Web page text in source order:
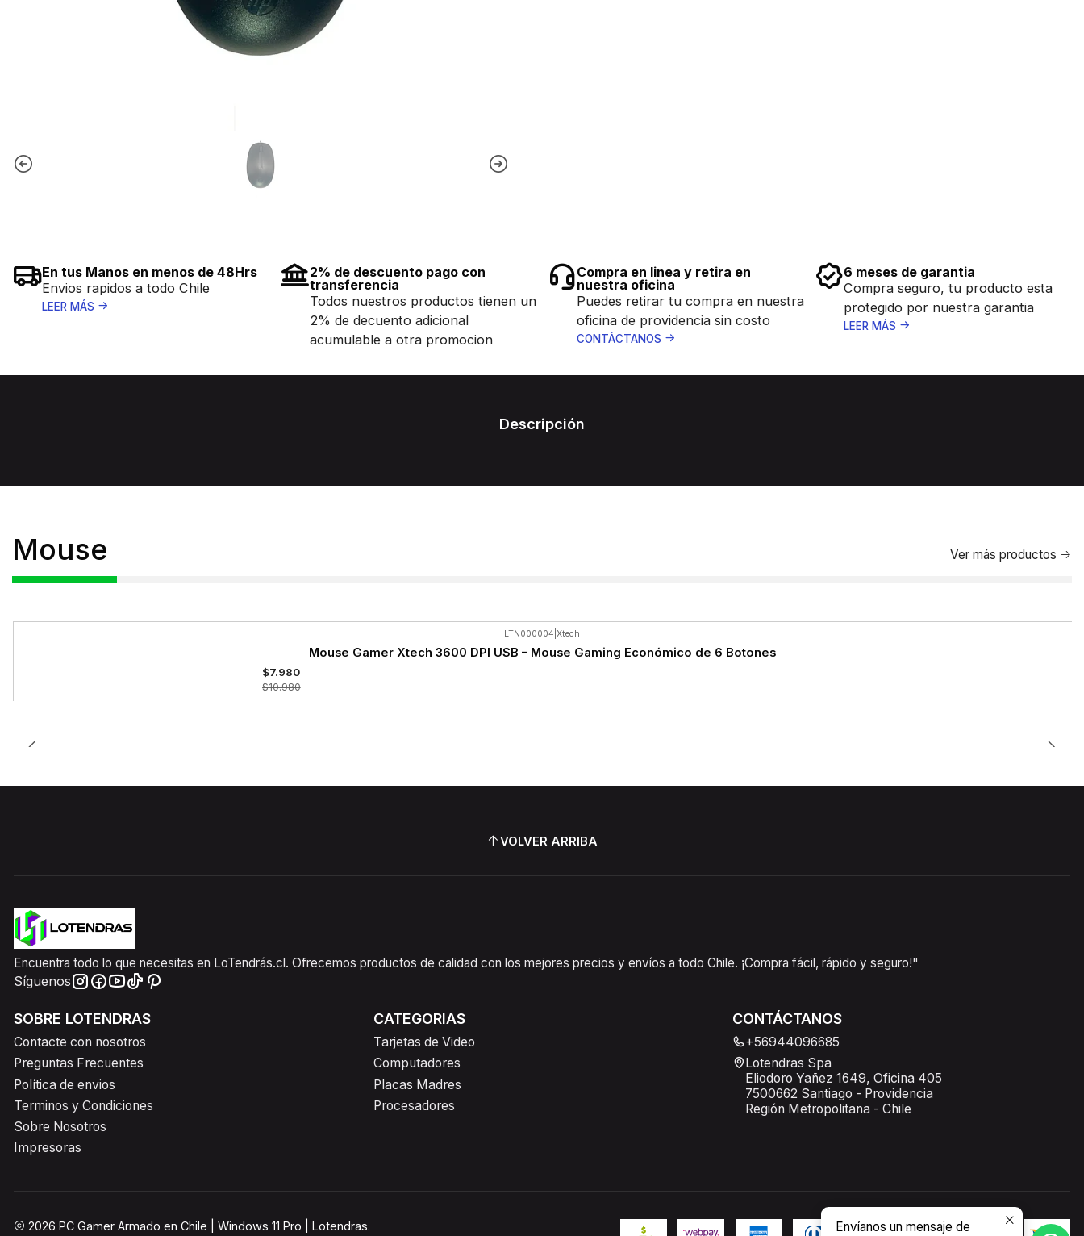
En tus Manos en menos de 48Hrs
Envios rapidos a todo Chile
LEER MÁS
2% de descuento pago con
transferencia
Todos nuestros productos tienen un
2% de decuento adicional
acumulable a otra promocion
Compra en linea y retira en
nuestra oficina
Puedes retirar tu compra en nuestra
oficina de providencia sin costo
CONTÁCTANOS
6 meses de garantia
Compra seguro, tu producto esta
protegido por nuestra garantia
LEER MÁS
Descripción
Mouse Ver más productos
LTN000004 Xtech
Mouse Gamer Xtech 3600 DPI USB – Mouse Gaming Económico de 6 Botones
$7.980
$10.980
VOLVER ARRIBA
Encuentra todo lo que necesitas en LoTendrás.cl. Ofrecemos productos de calidad con los mejores precios y envíos a todo Chile. ¡Compra fácil, rápido y seguro!"
Síguenos
SOBRE LOTENDRAS
Contacte con nosotros
Preguntas Frecuentes
Política de envios
Terminos y Condiciones
Sobre Nosotros
Impresoras
CATEGORIAS
Tarjetas de Video
Computadores
Placas Madres
Procesadores
CONTÁCTANOS
+56944096685
Lotendras Spa
Eliodoro Yañez 1649, Oficina 405
7500662 Santiago - Providencia
Región Metropolitana - Chile
2026 PC Gamer Armado en Chile | Windows 11 Pro | Lotendras. Envíanos un mensaje de